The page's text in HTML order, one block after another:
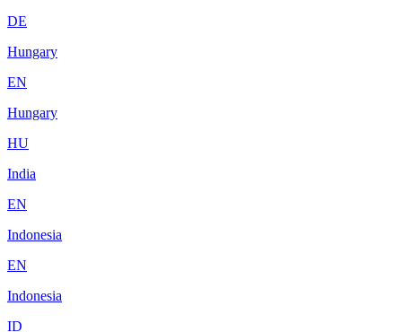
DE
Hungary
EN
Hungary
HU
India
EN
Indonesia
EN
Indonesia
ID